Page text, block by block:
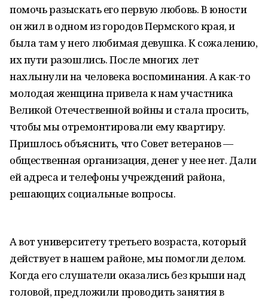
помочь разыскать его первую любовь. В юности
он жил в одном из городов Пермского края, и
была там у него любимая девушка. К сожалению,
их пути разошлись. После многих лет
нахлынули на человека воспоминания. А как-то
молодая женщина привела к нам участника
Великой Отечественной войны и стала просить,
чтобы мы отремонтировали ему квартиру.
Пришлось объяснить, что Совет ветеранов —
общественная организация, денег у нее нет. Дали
ей адреса и телефоны учреждений района,
решающих социальные вопросы.
А вот университету третьего возраста, который
действует в нашем районе, мы помогли делом.
Когда его слушатели оказались без крыши над
головой, предложили проводить занятия в